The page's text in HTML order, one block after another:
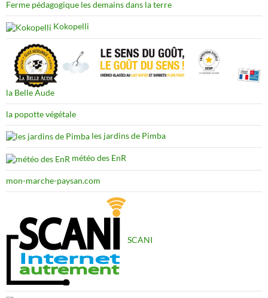
Ferme pédagogique les demains dans la terre
Kokopelli
la Belle Aude
la popotte végétale
les jardins de Pimba
météo des EnR
mon-marche-paysan.com
SCANI